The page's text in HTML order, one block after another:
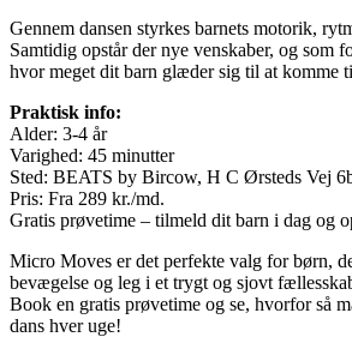
Gennem dansen styrkes barnets motorik,
Samtidig opstår der nye venskaber, og som
hvor meget dit barn glæder sig til at komme
Praktisk info:
Alder: 3-4 år
Varighed: 45 minutter
Sted: BEATS by Bircow, H C Ørsteds Vej
Pris: Fra 289 kr./md.
Gratis prøvetime – tilmeld dit barn i dag og
Micro Moves er det perfekte valg for børn,
bevægelse og leg i et trygt og sjovt
Book en gratis prøvetime og se, hvorfor så
dans hver uge!